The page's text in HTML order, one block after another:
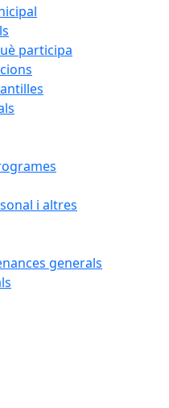
participa
i altres
generals